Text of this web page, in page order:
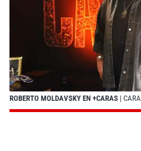
ROBERTO MOLDAVSKY EN +CARAS |